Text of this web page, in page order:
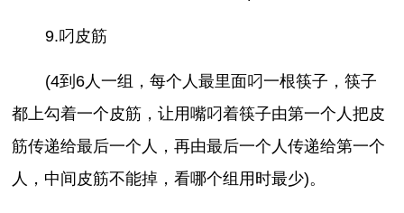
9.叼皮筋
(4到6人一组，每个人最里面叼一根筷子，筷子
都上勾着一个皮筋，让用嘴叼着筷子由第一个人把皮
筋传递给最后一个人，再由最后一个人传递给第一个
人，中间皮筋不能掉，看哪个组用时最少)。